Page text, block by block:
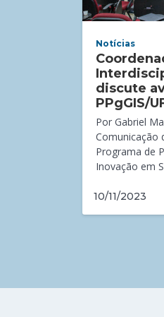
Notícias
discute
PPgGIS/
Por Gabriel
Comunicação
Programa de
Inovação em
10/11/2023